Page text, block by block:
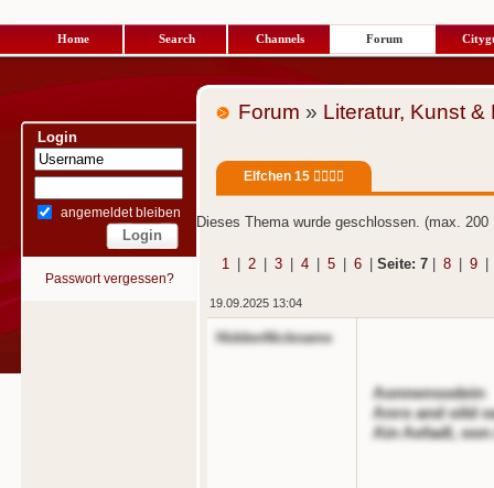
Home Search Channels Forum
Login
angemeldet bleiben
Passwort vergessen?
Forum » Literatur, Kunst &
Elfchen 15 🧚‍♀️🧚‍♂️
Dieses Thema wurde geschlossen. (max. 200
1 2 3 4 5 6 Seite: 7 8 9
19.09.2025 13:04
HiddenNickname
Aonnensodein
Anro and oild
Ain Aefadl,